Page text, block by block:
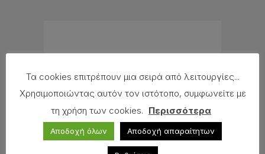
Τα cookies επιτρέπουν μια σειρά από λειτουργίες...
Χρησιμοποιώντας αυτόν τον ιστότοπο, συμφωνείτε με
τη χρήση των cookies. Περισσότερα
Αποδοχή όλων Αποδοχή απαραίτητων